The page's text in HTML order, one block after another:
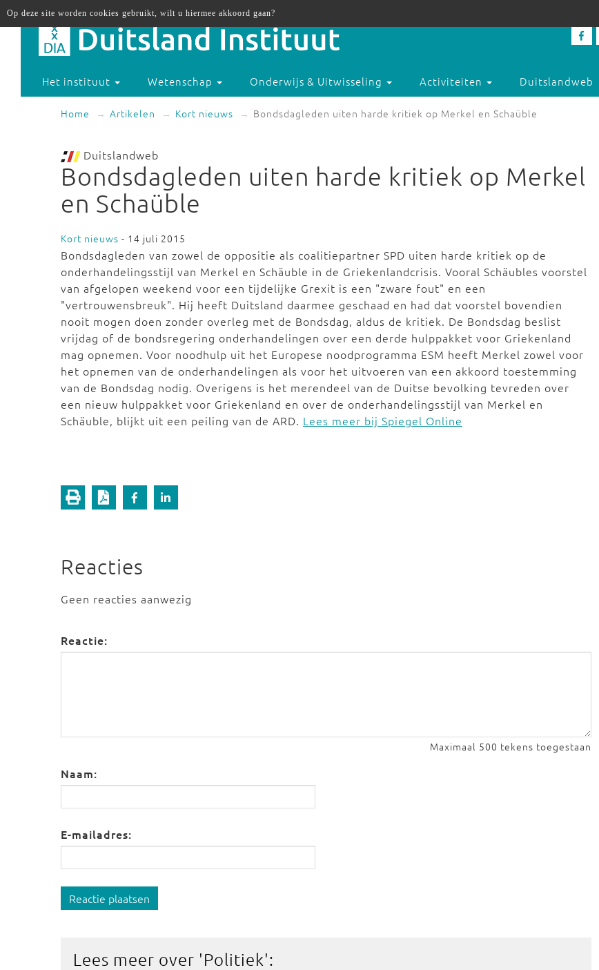
Het instituut Wetenschap Onderwijs & Uitwisseling Activiteiten Duitslandweb
Home Artikelen Kort nieuws Bondsdagleden uiten harde kritiek op Merkel en Schaüble
Duitslandweb
Bondsdagleden uiten harde kritiek op Merkel
en Schaüble
Kort nieuws - 14 juli 2015
Bondsdagleden van zowel de oppositie als coalitiepartner SPD uiten harde kritiek op de
onderhandelingsstijl van Merkel en Schäuble in de Griekenlandcrisis. Vooral Schäubles voorstel
van afgelopen weekend voor een tijdelijke Grexit is een "zware fout" en een
"vertrouwensbreuk". Hij heeft Duitsland daarmee geschaad en had dat voorstel bovendien
nooit mogen doen zonder overleg met de Bondsdag, aldus de kritiek. De Bondsdag beslist
vrijdag of de bondsregering onderhandelingen over een derde hulppakket voor Griekenland
mag opnemen. Voor noodhulp uit het Europese noodprogramma ESM heeft Merkel zowel voor
het opnemen van de onderhandelingen als voor het uitvoeren van een akkoord toestemming
van de Bondsdag nodig. Overigens is het merendeel van de Duitse bevolking tevreden over
een nieuw hulppakket voor Griekenland en over de onderhandelingsstijl van Merkel en
Schäuble, blijkt uit een peiling van de ARD. Lees meer bij Spiegel Online
Reacties
Geen reacties aanwezig
Reactie:
Maximaal 500 tekens toegestaan
Naam:
E-mailadres:
Reactie plaatsen
Lees meer over 'Politiek':
Op deze site worden cookies gebruikt, wilt u hiermee akkoord gaan?